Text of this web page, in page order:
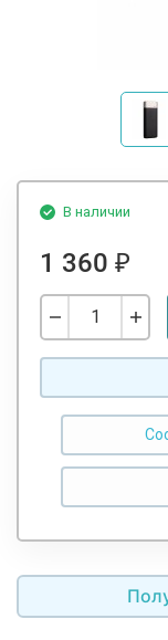
В наличии
1 360 ₽